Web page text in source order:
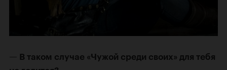
В таком случае «Чужой среди своих» для тебя